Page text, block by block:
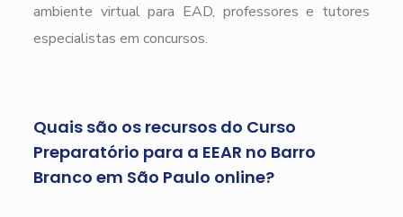
ambiente virtual para EAD, professores e tutores
especialistas em concursos.
Quais são os recursos do Curso
Preparatório para a EEAR no Barro
Branco em São Paulo online?